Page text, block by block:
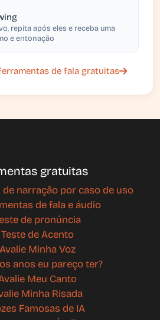
repita após eles e receba uma
e entonação
de fala gratuitas
gratuitas
narração por caso de uso
de fala e áudio
de pronúncia
Teste de Acento
Avalie Minha Voz
anos eu pareço ter?
Meu Canto
Minha Risada
Famosas de IA